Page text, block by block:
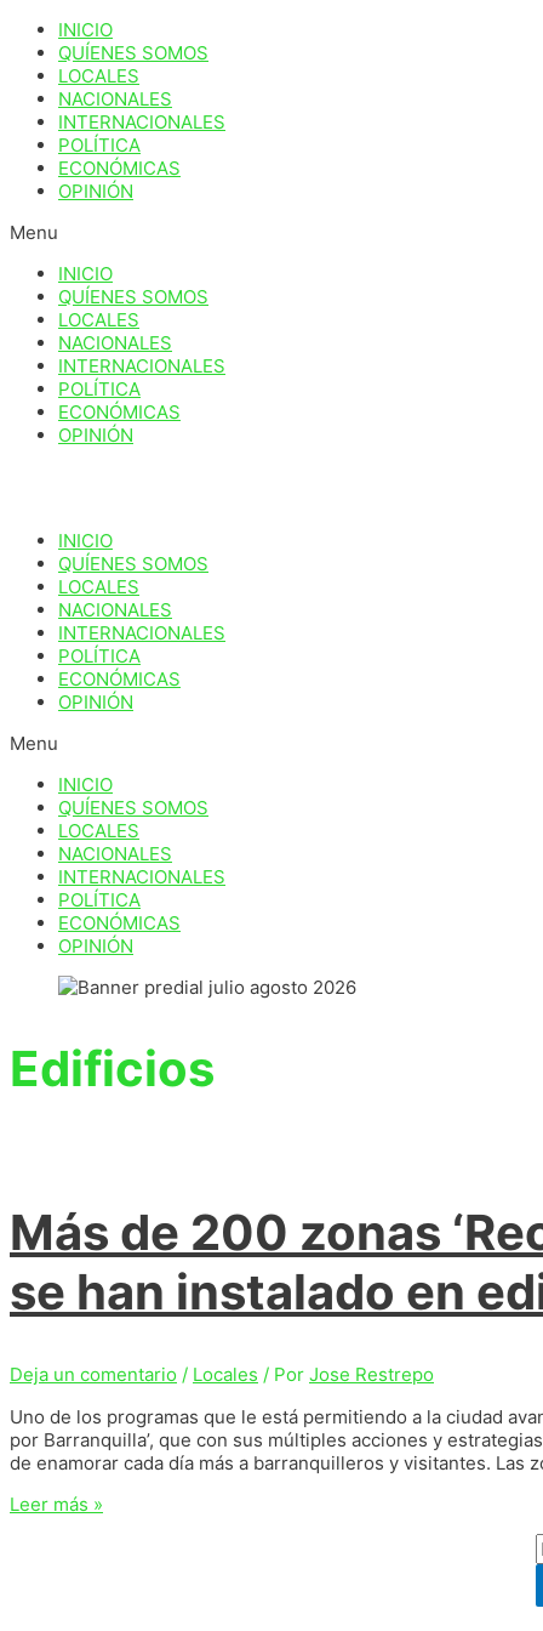
contenido
INICIO
QUÍENES SOMOS
LOCALES
NACIONALES
INTERNACIONALES
POLÍTICA
ECONÓMICAS
OPINIÓN
Menu
INICIO
QUÍENES SOMOS
LOCALES
NACIONALES
INTERNACIONALES
POLÍTICA
ECONÓMICAS
OPINIÓN
INICIO
QUÍENES SOMOS
LOCALES
NACIONALES
INTERNACIONALES
POLÍTICA
ECONÓMICAS
OPINIÓN
Menu
INICIO
QUÍENES SOMOS
LOCALES
NACIONALES
INTERNACIONALES
POLÍTICA
ECONÓMICAS
OPINIÓN
Edificios
Más de 200 zonas
se han instalado en
Deja un comentario / Locales / Por Jose Restrepo
Uno de los programas que le está permitiendo a la ciudad
por Barranquilla’, que con sus múltiples acciones y
de enamorar cada día más a barranquilleros y visitantes. Las
Más
Leer más »